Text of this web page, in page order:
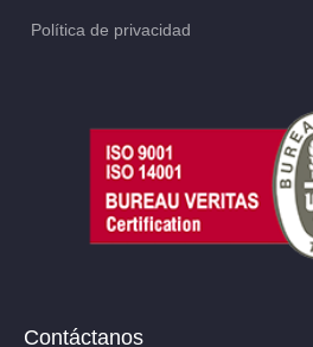
Política de privacidad
Contáctanos